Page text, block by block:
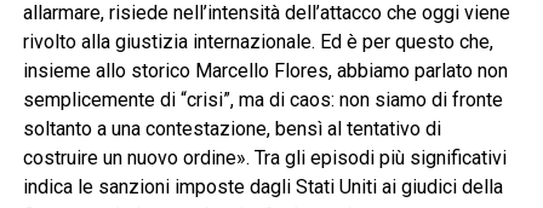
allarmare, risiede nell’intensità dell’attacco che oggi viene
rivolto alla giustizia internazionale. Ed è per questo che,
insieme allo storico Marcello Flores, abbiamo parlato non
semplicemente di “crisi”, ma di caos: non siamo di fronte
soltanto a una contestazione, bensì al tentativo di
costruire un nuovo ordine». Tra gli episodi più significativi
indica le sanzioni imposte dagli Stati Uniti ai giudici della